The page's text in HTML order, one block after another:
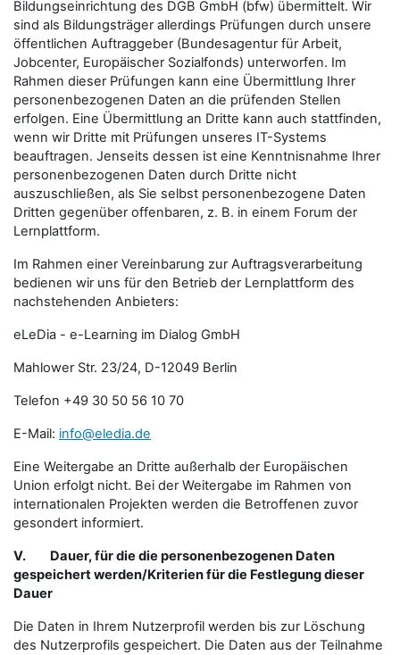
Bildungseinrichtung des DGB GmbH (bfw) übermittelt. Wir
sind als Bildungsträger allerdings Prüfungen durch unsere
öffentlichen Auftraggeber (Bundesagentur für Arbeit,
Jobcenter, Europäischer Sozialfonds) unterworfen. Im
Rahmen dieser Prüfungen kann eine Übermittlung Ihrer
personenbezogenen Daten an die prüfenden Stellen
erfolgen. Eine Übermittlung an Dritte kann auch stattfinden,
wenn wir Dritte mit Prüfungen unseres IT-Systems
beauftragen. Jenseits dessen ist eine Kenntnisnahme Ihrer
personenbezogenen Daten durch Dritte nicht
auszuschließen, als Sie selbst personenbezogene Daten
Dritten gegenüber offenbaren, z. B. in einem Forum der
Lernplattform.
Im Rahmen einer Vereinbarung zur Auftragsverarbeitung
bedienen wir uns für den Betrieb der Lernplattform des
nachstehenden Anbieters:
eLeDia - e-Learning im Dialog GmbH
Mahlower Str. 23/24, D-12049 Berlin
Telefon +49 30 50 56 10 70
E-Mail: info@eledia.de
Eine Weitergabe an Dritte außerhalb der Europäischen
Union erfolgt nicht. Bei der Weitergabe im Rahmen von
internationalen Projekten werden die Betroffenen zuvor
gesondert informiert.
V. Dauer, für die die personenbezogenen Daten
gespeichert werden/Kriterien für die Festlegung dieser
Dauer
Die Daten in Ihrem Nutzerprofil werden bis zur Löschung
des Nutzerprofils gespeichert. Die Daten aus der Teilnahme